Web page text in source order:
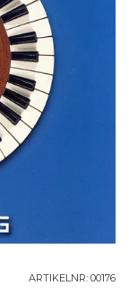
ARTIKELNR: 00176